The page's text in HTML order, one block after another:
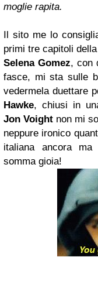
moglie rapita.
Il sito me lo
primi tre capitoli
Selena Gomez, con
fasce, mi sta sulle
vedermela duettare
Hawke, chiusi in
Jon Voight non mi
neppure ironico
italiana ancora
somma gioia!